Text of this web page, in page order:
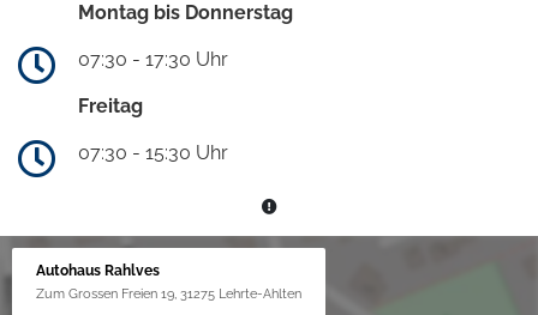
Montag bis Donnerstag
07:30 - 17:30 Uhr
Freitag
07:30 - 15:30 Uhr
Autohaus Rahlves
Zum Grossen Freien 19, 31275 Lehrte-Ahlten